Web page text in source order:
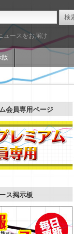
ュースをお届け
版
会員専用ページ
ス掲示板